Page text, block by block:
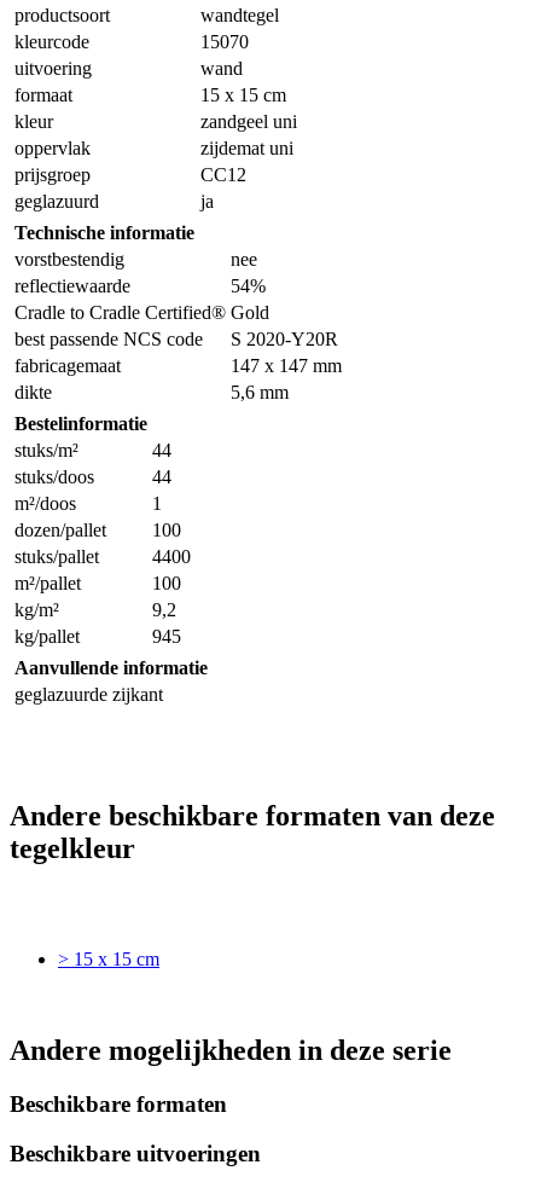
productsoort
wandtegel
kleurcode
15070
uitvoering
wand
formaat
15 x 15 cm
kleur
zandgeel uni
oppervlak
zijdemat uni
prijsgroep
CC12
geglazuurd
ja
Technische informatie
vorstbestendig
nee
reflectiewaarde
54%
Cradle to Cradle Certified® Gold
best passende NCS code
S 2020-Y20R
fabricagemaat
147 x 147 mm
dikte
5,6 mm
Bestelinformatie
stuks/m²
44
stuks/doos
44
m²/doos
1
dozen/pallet
100
stuks/pallet
4400
m²/pallet
100
kg/m²
9,2
kg/pallet
945
Aanvullende informatie
geglazuurde zijkant
Andere beschikbare formaten van deze
tegelkleur
> 15 x 15 cm
Andere mogelijkheden in deze serie
Beschikbare formaten
Beschikbare uitvoeringen